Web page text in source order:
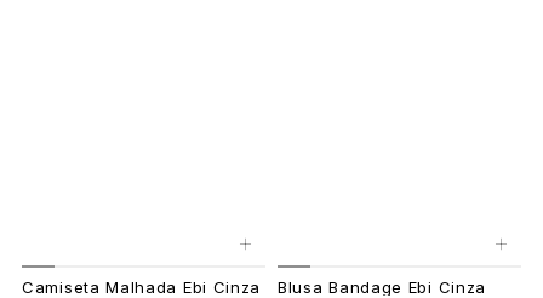
+
Camiseta Malhada Ebi Cinza
+
Blusa Bandage Ebi Cinza